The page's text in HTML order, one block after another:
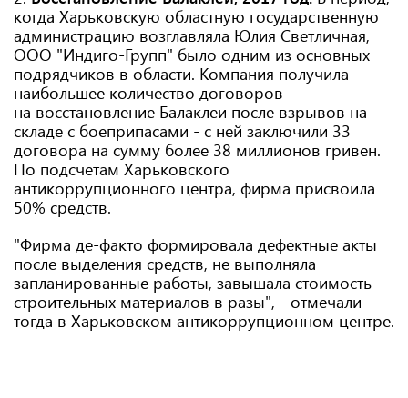
когда Харьковскую областную государственную
администрацию возглавляла Юлия Светличная,
ООО "Индиго-Групп" было одним из основных
подрядчиков в области. Компания получила
наибольшее количество договоров
на восстановление Балаклеи после взрывов на
складе с боеприпасами - с ней заключили 33
договора на сумму более 38 миллионов гривен.
По подсчетам Харьковского
антикоррупционного центра, фирма присвоила
50% средств.
"Фирма де-факто формировала дефектные акты
после выделения средств, не выполняла
запланированные работы, завышала стоимость
строительных материалов в разы", - отмечали
тогда в Харьковском антикоррупционном центре.